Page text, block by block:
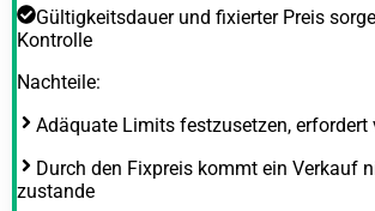
Gültigkeitsdauer und fixierter Preis
Kontrolle
Nachteile:
Adäquate Limits festzusetzen, erfordert
Durch den Fixpreis kommt ein Verkauf
zustande